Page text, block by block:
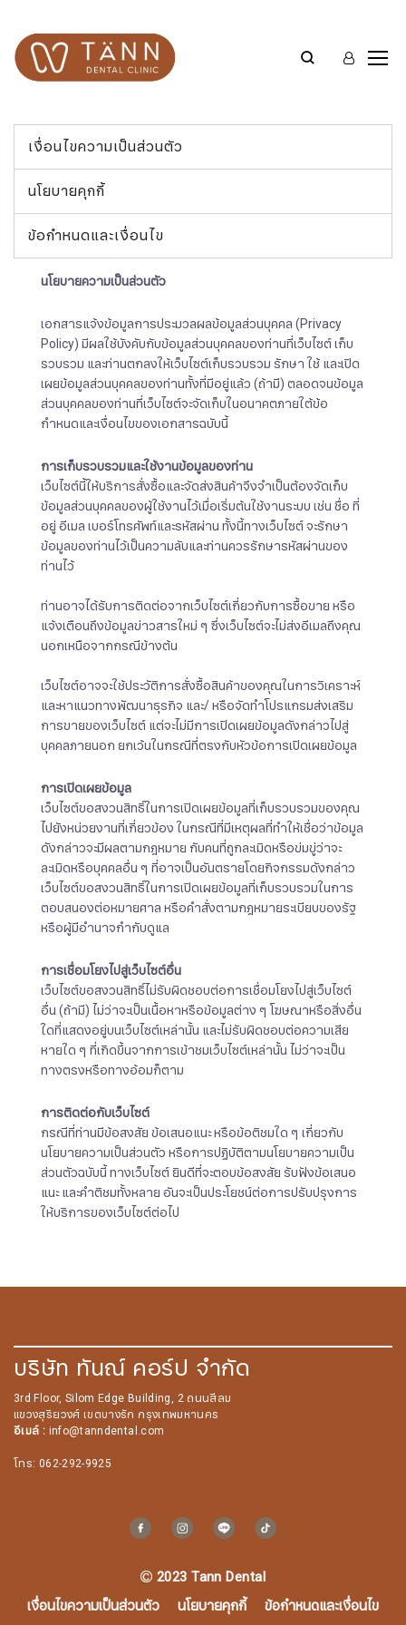
เงื่อนไขความเป็นส่วนตัว
นโยบายคุกกี้
ข้อกำหนดและเงื่อนไข
นโยบายความเป็นส่วนตัว
เอกสารแจ้งข้อมูลการประมวลผลข้อมูลส่วนบุคคล (Privacy
Policy) มีผลใช้บังคับกับข้อมูลส่วนบุคคลของท่านที่เว็บไซต์ เก็บ
รวบรวม และท่านตกลงให้เว็บไซต์เก็บรวบรวม รักษา ใช้ และเปิด
เผยข้อมูลส่วนบุคคลของท่านทั้งที่มีอยู่แล้ว (ถ้ามี) ตลอดจนข้อมูล
ส่วนบุคคลของท่านที่เว็บไซต์จะจัดเก็บในอนาคตภายใต้ข้อ
กำหนดและเงื่อนไขของเอกสารฉบับนี้
การเก็บรวบรวมและใช้งานข้อมูลของท่าน
เว็บไซต์นี้ให้บริการสั่งซื้อและจัดส่งสินค้าจึงจำเป็นต้องจัดเก็บ
ข้อมูลส่วนบุคคลของผู้ใช้งานไว้เมื่อเริ่มต้นใช้งานระบบ เช่น ชื่อ ที่
อยู่ อีเมล เบอร์โทรศัพท์และรหัสผ่าน ทั้งนี้ทางเว็บไซต์ จะรักษา
ข้อมูลของท่านไว้เป็นความลับและท่านควรรักษารหัสผ่านของ
ท่านไว้
ท่านอาจได้รับการติดต่อจากเว็บไซต์เกี่ยวกับการซื้อขาย หรือ
แจ้งเตือนถึงข้อมูลข่าวสารใหม่ ๆ ซึ่งเว็บไซต์จะไม่ส่งอีเมลถึงคุณ
นอกเหนือจากกรณีข้างต้น
เว็บไซต์อาจจะใช้ประวัติการสั่งซื้อสินค้าของคุณในการวิเคราะห์
และหาแนวทางพัฒนาธุรกิจ และ/ หรือจัดทำโปรแกรมส่งเสริม
การขายของเว็บไซต์ แต่จะไม่มีการเปิดเผยข้อมูลดังกล่าวไปสู่
บุคคลภายนอก ยกเว้นในกรณีที่ตรงกับหัวข้อการเปิดเผยข้อมูล
การเปิดเผยข้อมูล
เว็บไซต์ขอสงวนสิทธิ์ในการเปิดเผยข้อมูลที่เก็บรวบรวมของคุณ
ไปยังหน่วยงานที่เกี่ยวข้อง ในกรณีที่มีเหตุผลที่ทำให้เชื่อว่าข้อมูล
ดังกล่าวจะมีผลตามกฎหมาย กับคนที่ถูกละเมิดหรือข่มขู่ว่าจะ
ละเมิดหรือบุคคลอื่น ๆ ที่อาจเป็นอันตรายโดยกิจกรรมดังกล่าว
เว็บไซต์ขอสงวนสิทธิ์ในการเปิดเผยข้อมูลที่เก็บรวบรวมในการ
ตอบสนองต่อหมายศาล หรือคำสั่งตามกฎหมายระเบียบของรัฐ
หรือผู้มีอำนาจกำกับดูแล
การเชื่อมโยงไปสู่เว็บไซต์อื่น
เว็บไซต์ขอสงวนสิทธิ์ไม่รับผิดชอบต่อการเชื่อมโยงไปสู่เว็บไซต์
อื่น (ถ้ามี) ไม่ว่าจะเป็นเนื้อหาหรือข้อมูลต่าง ๆ โฆษณาหรือสิ่งอื่น
ใดที่แสดงอยู่บนเว็บไซต์เหล่านั้น และไม่รับผิดชอบต่อความเสีย
หายใด ๆ ที่เกิดขึ้นจากการเข้าชมเว็บไซต์เหล่านั้น ไม่ว่าจะเป็น
ทางตรงหรือทางอ้อมก็ตาม
การติดต่อกับเว็บไซต์
กรณีที่ท่านมีข้อสงสัย ข้อเสนอแนะ หรือข้อติชมใด ๆ เกี่ยวกับ
นโยบายความเป็นส่วนตัว หรือการปฏิบัติตามนโยบายความเป็น
ส่วนตัวฉบับนี้ ทางเว็บไซต์ ยินดีที่จะตอบข้อสงสัย รับฟังข้อเสนอ
แนะ และคำติชมทั้งหลาย อันจะเป็นประโยชน์ต่อการปรับปรุงการ
ให้บริการของเว็บไซต์ต่อไป
บริษัท ทันณ์ คอร์ป จำกัด
3rd Floor, Silom Edge Building, 2 ถนนสีลม
แขวงสุริยวงศ์ เขตบางรัก กรุงเทพมหานคร
อีเมล์ : info@tanndental.com
โทร: 062-292-9925
2023 Tann Dental
เงื่อนไขความเป็นส่วนตัว
นโยบายคุกกี้ ข้อกำหนดและเงื่อนไข
สมัครรับจดหมายข่าว
นามสกุล